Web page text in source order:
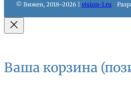
© Вижен, 2018–2026 | vision-1.ru
Ваша корзина